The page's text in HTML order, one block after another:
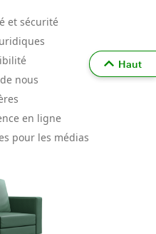
et sécurité
nous
en ligne
pour les médias
Haut